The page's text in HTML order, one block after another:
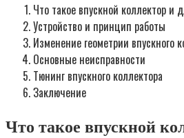
Что такое впускной коллектор и
Устройство и принцип работы
Изменение геометрии впускного
Основные неисправности
Тюнинг впускного коллектора
Заключение
Что такое впускной